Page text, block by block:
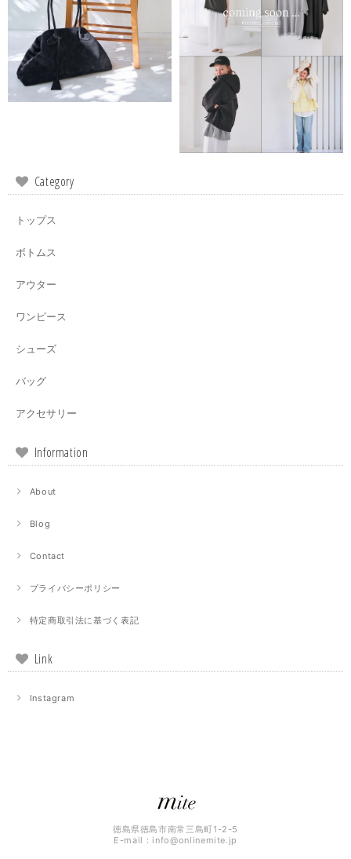
Category
トップス
ボトムス
アウター
ワンピース
シューズ
バッグ
アクセサリー
Information
About
Blog
Contact
プライバシーポリシー
特定商取引法に基づく表記
Link
Instagram
徳島県徳島市南常三島町1-2-5
E-mail： info@onlinemite.jp